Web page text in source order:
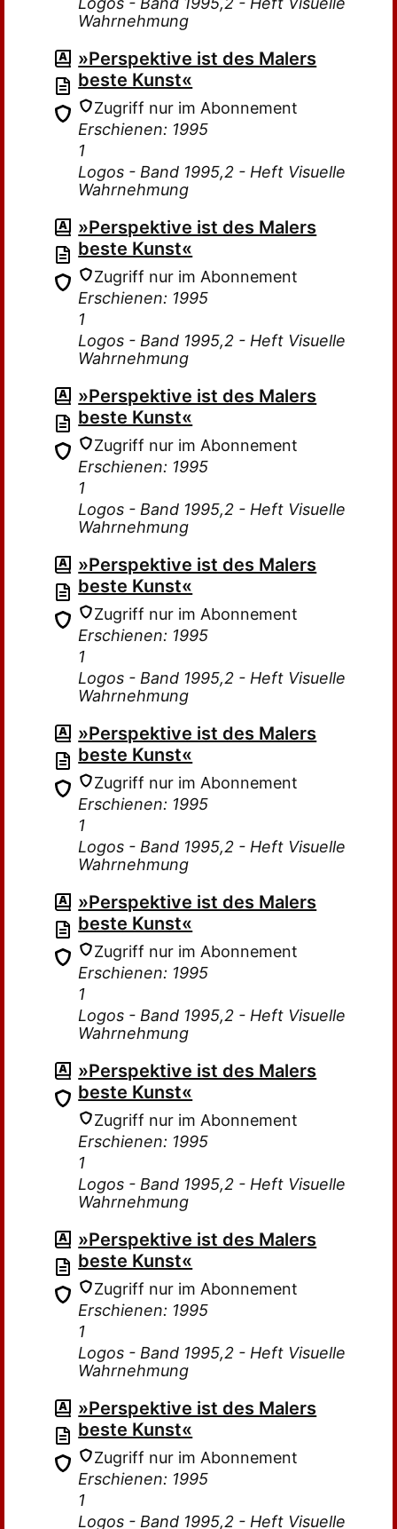
Wahrnehmung
»Perspektive ist des Malers
beste Kunst«
Zugriff nur im Abonnement
Erschienen: 1995
1
Logos - Band 1995,2 - Heft Visuelle
Wahrnehmung
»Perspektive ist des Malers
beste Kunst«
Zugriff nur im Abonnement
Erschienen: 1995
1
Logos - Band 1995,2 - Heft Visuelle
Wahrnehmung
»Perspektive ist des Malers
beste Kunst«
Zugriff nur im Abonnement
Erschienen: 1995
1
Logos - Band 1995,2 - Heft Visuelle
Wahrnehmung
»Perspektive ist des Malers
beste Kunst«
Zugriff nur im Abonnement
Erschienen: 1995
1
Logos - Band 1995,2 - Heft Visuelle
Wahrnehmung
»Perspektive ist des Malers
beste Kunst«
Zugriff nur im Abonnement
Erschienen: 1995
1
Logos - Band 1995,2 - Heft Visuelle
Wahrnehmung
»Perspektive ist des Malers
beste Kunst«
Zugriff nur im Abonnement
Erschienen: 1995
1
Logos - Band 1995,2 - Heft Visuelle
Wahrnehmung
»Perspektive ist des Malers
beste Kunst«
Zugriff nur im Abonnement
Erschienen: 1995
1
Logos - Band 1995,2 - Heft Visuelle
Wahrnehmung
»Perspektive ist des Malers
beste Kunst«
Zugriff nur im Abonnement
Erschienen: 1995
1
Logos - Band 1995,2 - Heft Visuelle
Wahrnehmung
»Perspektive ist des Malers
beste Kunst«
Zugriff nur im Abonnement
Erschienen: 1995
1
Logos - Band 1995,2 - Heft Visuelle